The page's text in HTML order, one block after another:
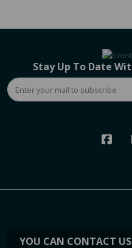
Stay Up To Date
YOU CAN CONTACT US